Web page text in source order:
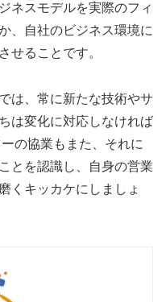
ネスモデルを実際のフィ
、自社のビジネス環境に
せることです。
は、常に新たな技術やサ
は変化に対応しなければ
の協業もまた、それに
とを認識し、自身の営業
くキッカケにしましょ